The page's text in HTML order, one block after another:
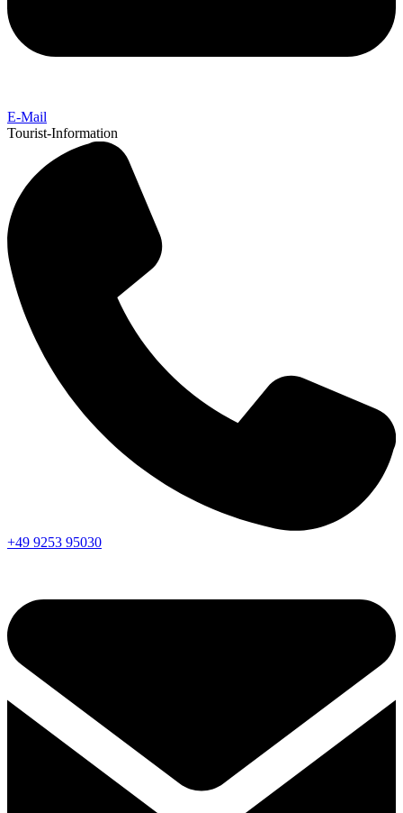
E-Mail
Tourist-Information
+49 9253 95030